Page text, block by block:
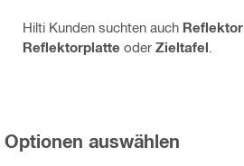
Hilti Kunden suchten auch Reflektor
Reflektorplatte oder Zieltafel
Optionen auswählen